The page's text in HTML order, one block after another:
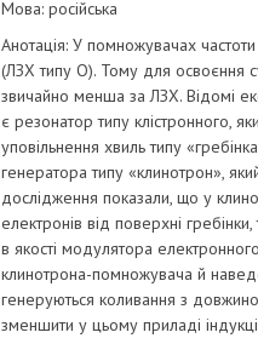
Мова: російська
Анотація: У помножувачах частоти
(ЛЗХ типу О). Тому для освоєння
звичайно менша за ЛЗХ. Відомі
є резонатор типу клістронного,
уповільнення хвиль типу
генератора типу «клинотрон»,
дослідження показали, що у
електронів від поверхні
в якості модулятора
клинотрона-помножувача й
генеруються коливання з
зменшити у цьому приладі